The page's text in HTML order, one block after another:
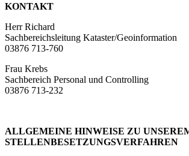
KONTAKT
Herr Richard
Sachbereichsleitung Kataster/Geoinformation
03876 713-760
Frau Krebs
Sachbereich Personal und Controlling
03876 713-232
ALLGEMEINE HINWEISE ZU
STELLENBESETZUNGSVERFAHREN